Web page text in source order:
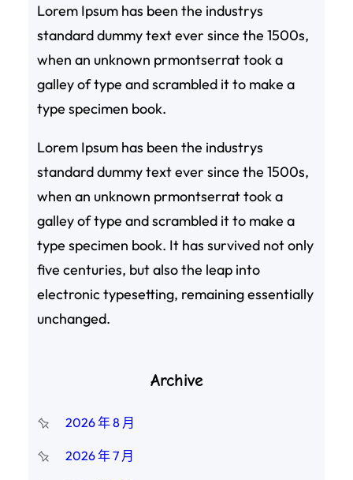
Lorem Ipsum has been the industrys
standard dummy text ever since the 1500s,
when an unknown prmontserrat took a
galley of type and scrambled it to make a
type specimen book.
Lorem Ipsum has been the industrys
standard dummy text ever since the 1500s,
when an unknown prmontserrat took a
galley of type and scrambled it to make a
type specimen book. It has survived not only
five centuries, but also the leap into
electronic typesetting, remaining essentially
unchanged.
Archive
2026 年 8 月
2026 年 7 月